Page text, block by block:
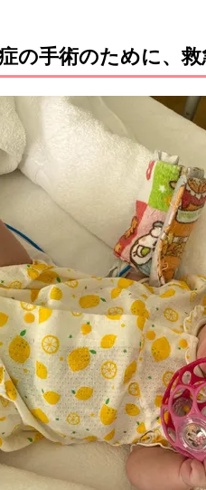
の手術のために、